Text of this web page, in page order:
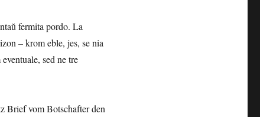
fermita pordo. La
– krom eble, jes, se nia
sed ne tre
Brief vom Botschafter den